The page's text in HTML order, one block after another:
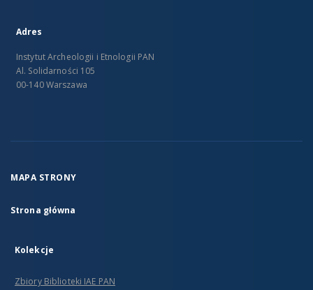
Adres
Instytut Archeologii i Etnologii PAN
Al. Solidarności 105
00-140 Warszawa
MAPA STRONY
Strona główna
Kolekcje
Zbiory Biblioteki IAE PAN